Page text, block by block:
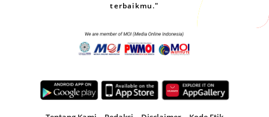
terbaikmu."